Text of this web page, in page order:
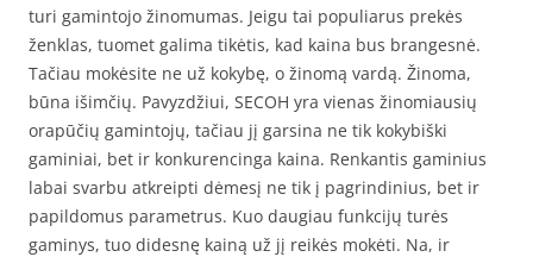
turi gamintojo žinomumas. Jeigu tai populiarus prekės
ženklas, tuomet galima tikėtis, kad kaina bus brangesnė.
Tačiau mokėsite ne už kokybę, o žinomą vardą. Žinoma,
būna išimčių. Pavyzdžiui, SECOH yra vienas žinomiausių
orapūčių gamintojų, tačiau jį garsina ne tik kokybiški
gaminiai, bet ir konkurencinga kaina. Renkantis gaminius
labai svarbu atkreipti dėmesį ne tik į pagrindinius, bet ir
papildomus parametrus. Kuo daugiau funkcijų turės
gaminys, tuo didesnę kainą už jį reikės mokėti. Na, ir